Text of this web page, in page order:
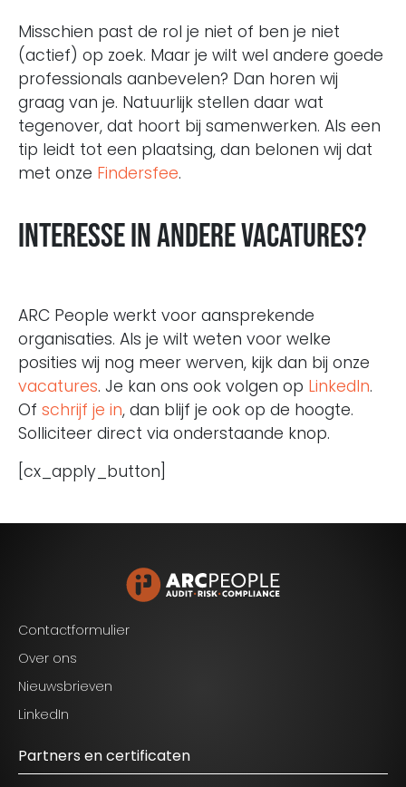
Misschien past de rol je niet of ben je niet
(actief) op zoek. Maar je wilt wel andere goede
professionals aanbevelen? Dan horen wij
graag van je. Natuurlijk stellen daar wat
tegenover, dat hoort bij samenwerken. Als een
tip leidt tot een plaatsing, dan belonen wij dat
met onze Findersfee.
Interesse in andere vacatures?
ARC People werkt voor aansprekende
organisaties. Als je wilt weten voor welke
posities wij nog meer werven, kijk dan bij onze
vacatures. Je kan ons ook volgen op LinkedIn.
Of schrijf je in, dan blijf je ook op de hoogte.
Solliciteer direct via onderstaande knop.
[cx_apply_button]
Contactformulier
Over ons
Nieuwsbrieven
LinkedIn
Partners en certificaten